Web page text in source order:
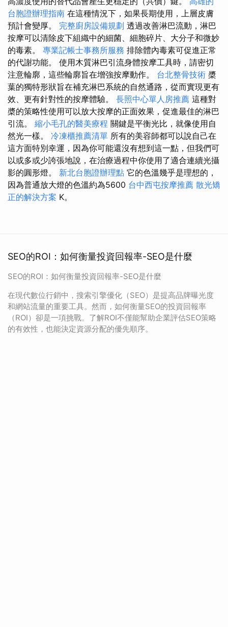
台胞證辦理指南 在這種情況下，如果長期使用，上層皮膚
預計會變厚。 完整廚房設備規劃 透過改善淋巴流動，淋巴
按摩可以清除皮下組織中的細菌、細胞碎片、大分子和微妙
的毒素。 專業記帳士事務所服務 排除體內毒素可促進正常
的代謝功能。 使用木質淋巴引流身體按摩工具時，請密切
注意輪廓，這些輪廓旨在增強按摩動作。 台北整骨技術 槳
葉的獨特形狀旨在補充淋巴系統的自然通路，從而實現更有
效、更有針對性的按摩體驗。 長照中心單人房推薦 這種對
槳的策略性使用可以放大按摩的正面效果，促進最佳的淋巴
引流。 縮小毛孔的醫美療程 關鍵是平衡光比，就像使用自
然光一樣。 冷凍櫃推薦清單 所有的美容師都可以說自己在
這方面特別幸運，因為你可能還沒有想到這一點，但我們可
以或多或少誇張地說，在治療過程中你使用了適合連續光攝
影的圓形燈。 新北台胞證辦理點 它的色溫幾乎是理想的，
因為普通放大燈的色溫約為5600 台中西屯按摩推薦 散光矯
正的解決方案 K。
SEO的ROI：如何衡量投資回報率-SEO是什麼
SEO的ROI：如何衡量投資回報率-SEO是什麼
在現代數位行銷中，搜索引擎優化（SEO）是提高品牌曝光度
和網站流量的重要工具。然而，如何衡量SEO的投資回報率
（ROI）卻是一項挑戰。了解ROI不僅能幫助企業評估SEO策略
的有效性，也能決定資源分配的優先順序。